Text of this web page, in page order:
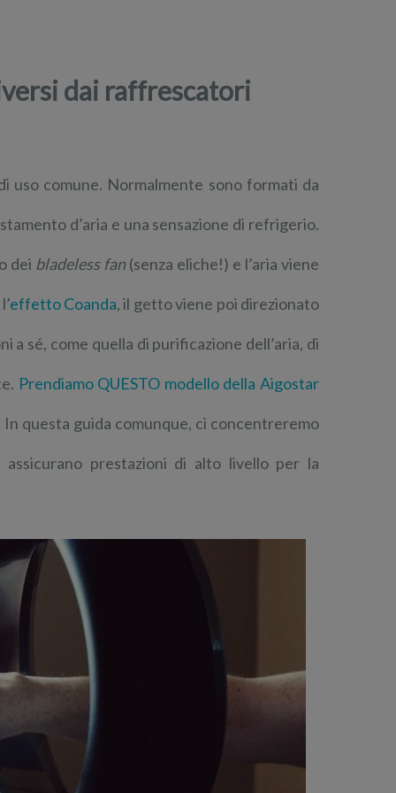
dai raffrescatori
uso comune. Normalmente sono formati da
d’aria e una sensazione di refrigerio.
dei bladeless fan(senza eliche!) e l’aria viene
effetto Coanda, il getto viene poi direzionato
sé, come quella di purificazione dell’aria, di
Prendiamo QUESTO modello della Aigostar
questa guida comunque, ci concentreremo
prestazioni di alto livello per la